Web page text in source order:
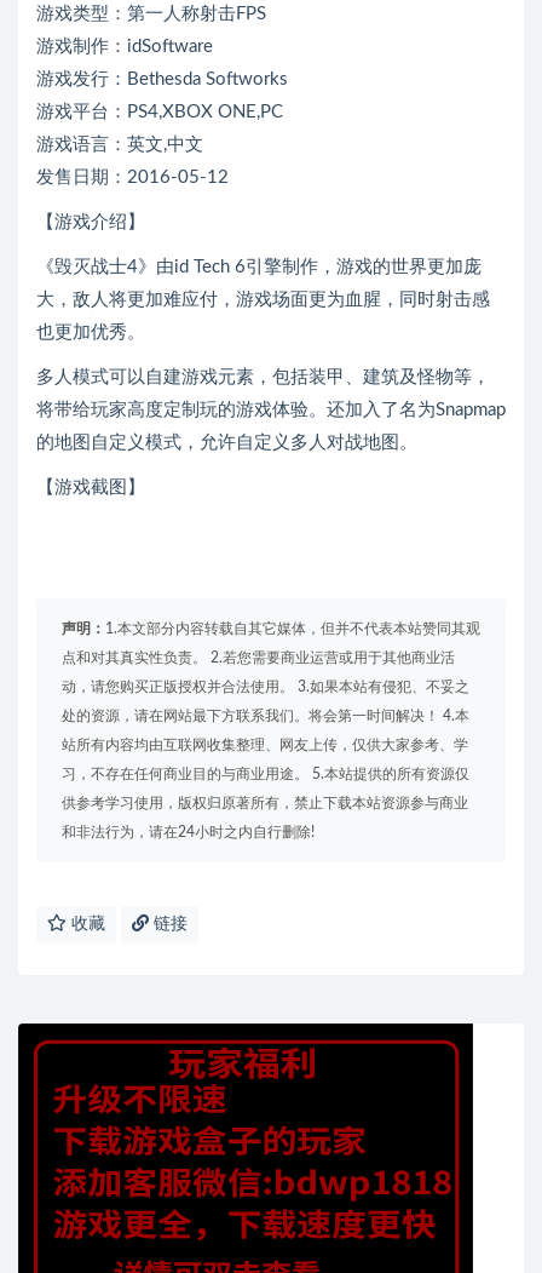
游戏类型：第一人称射击FPS
游戏制作：idSoftware
游戏发行：Bethesda Softworks
游戏平台：PS4,XBOX ONE,PC
游戏语言：英文,中文
发售日期：2016-05-12
【游戏介绍】
《毁灭战士4》由id Tech 6引擎制作，游戏的世界更加庞
大，敌人将更加难应付，游戏场面更为血腥，同时射击感
也更加优秀。
多人模式可以自建游戏元素，包括装甲、建筑及怪物等，
将带给玩家高度定制玩的游戏体验。还加入了名为Snapmap
的地图自定义模式，允许自定义多人对战地图。
【游戏截图】
声明： 1.本文部分内容转载自其它媒体，但并不代表本站赞同其观
点和对其真实性负责。 2.若您需要商业运营或用于其他商业活
动，请您购买正版授权并合法使用。 3.如果本站有侵犯、不妥之
处的资源，请在网站最下方联系我们。将会第一时间解决！ 4.本
站所有内容均由互联网收集整理、网友上传，仅供大家参考、学
习，不存在任何商业目的与商业用途。 5.本站提供的所有资源仅
供参考学习使用，版权归原著所有，禁止下载本站资源参与商业
和非法行为，请在24小时之内自行删除!
收藏 链接